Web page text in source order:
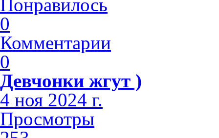
Понравилось
0
Комментарии
0
Девчонки жгут )
4 ноя 2024 г.
Просмотры